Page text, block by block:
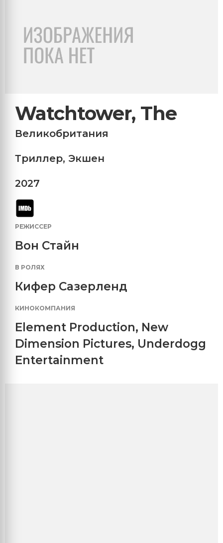
Watchtower, The
Великобритания
Триллер, Экшен
2027
РЕЖИССЕР
Вон Стайн
В РОЛЯХ
Кифер Сазерленд
КИНОКОМПАНИЯ
Element Production, New
Dimension Pictures, Underdogg
Entertainment